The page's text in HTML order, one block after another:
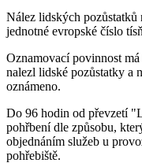
Nález lidských pozůstatků
jednotné evropské číslo
Oznamovací povinnost
nalezl lidské pozůstatky a
oznámeno.
Do 96 hodin od převzetí
pohřbení dle způsobu,
objednáním služeb u
pohřebiště.